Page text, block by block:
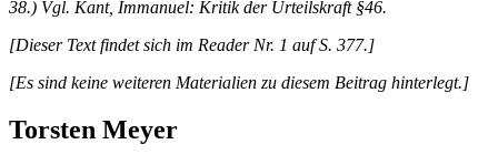
38.) Vgl. Kant, Immanuel: Kritik der Urteilskraft §46.
[Dieser Text findet sich im Reader Nr. 1 auf S. 377.]
[Es sind keine weiteren Materialien zu diesem Beitrag hinterlegt.]
Torsten Meyer